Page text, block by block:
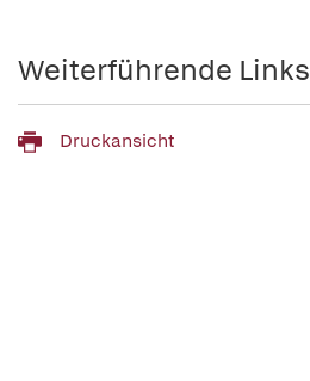
Weiterführende Links
Druckansicht